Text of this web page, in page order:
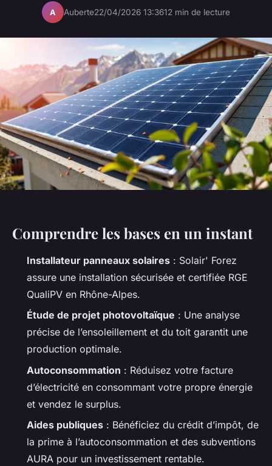
A Auberte22/04/2026 13:3612 min de lecture
Comprendre les bases en un instant
Installateur panneaux solaires : Solair' Forez
assure une installation sécurisée et certifiée RGE
QualiPV en Rhône-Alpes.
Étude de projet photovoltaïque : Une analyse
précise de l’ensoleillement et du toit garantit une
production optimale.
Autoconsommation : Réduisez votre facture
d’électricité en consommant votre propre énergie
et vendez le surplus.
Aides publiques : Bénéficiez du crédit d’impôt, de
la prime à l’autoconsommation et des subventions
AURA pour un investissement rentable.